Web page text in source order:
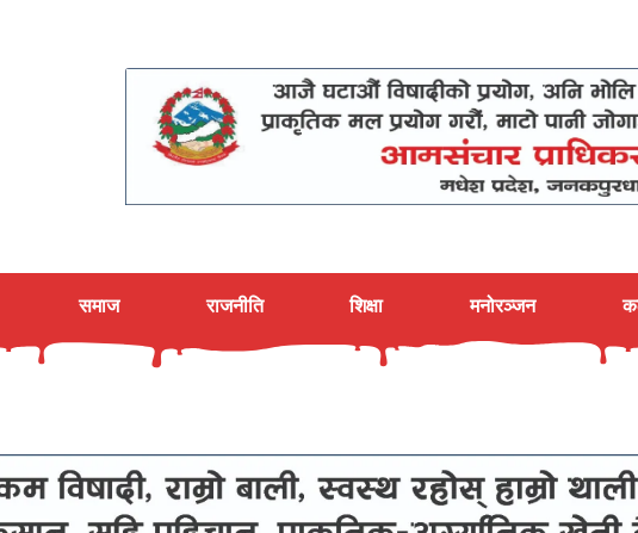
समाज राजनीति शिक्षा मनोरञ्जन